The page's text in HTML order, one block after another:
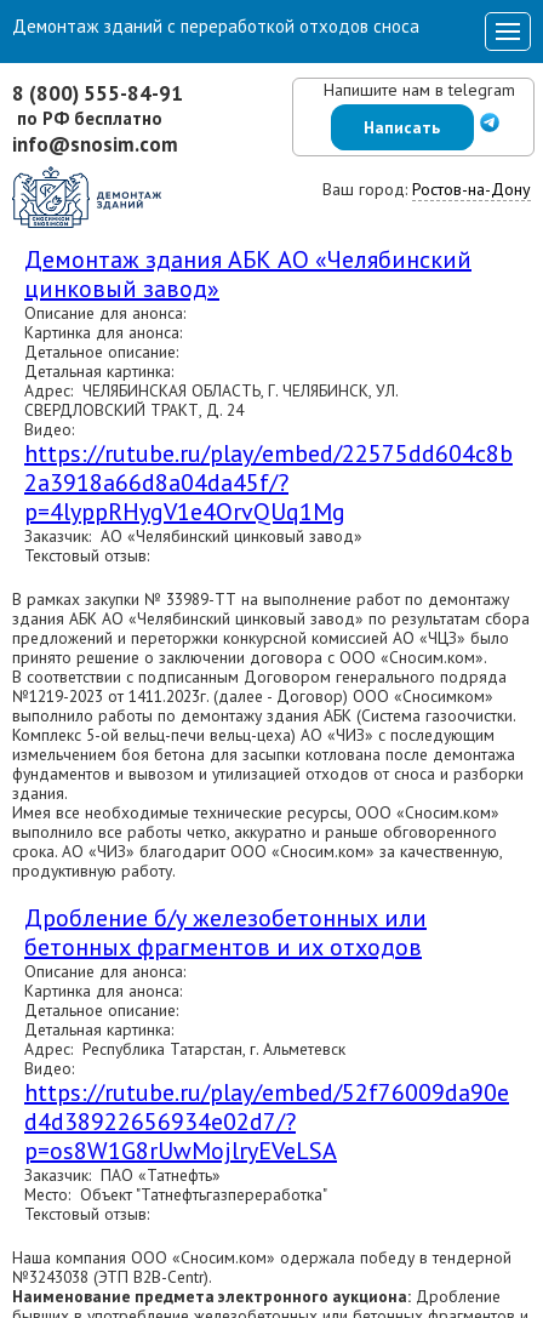
8 (800) 555-84-91
по РФ бесплатно
info@snosim.com
Напишите нам в telegram
Написать
Ваш город: Ростов-на-Дону
Демонтаж зданий с переработкой отходов сноса
Демонтаж здания АБК АО «Челябинский
цинковый завод»
Описание для анонса:
Картинка для анонса:
Детальное описание:
Детальная картинка:
Адрес: ЧЕЛЯБИНСКАЯ ОБЛАСТЬ, Г. ЧЕЛЯБИНСК, УЛ.
СВЕРДЛОВСКИЙ ТРАКТ, Д. 24
Видео:
https://rutube.ru/play/embed/22575dd604c8b
2a3918a66d8a04da45f/?
p=4lyppRHygV1e4OrvQUq1Mg
Заказчик: АО «Челябинский цинковый завод»
Текстовый отзыв:
В рамках закупки № 33989-ТТ на выполнение работ по демонтажу
здания АБК АО «Челябинский цинковый завод» по результатам сбора
предложений и переторжки конкурсной комиссией АО «ЧЦЗ» было
принято решение о заключении договора с ООО «Сносим.ком».
В соответствии с подписанным Договором генерального подряда
№1219-2023 от 1411.2023г. (далее - Договор) ООО «Сносимком»
выполнило работы по демонтажу здания АБК (Система газоочистки.
Комплекс 5-ой вельц-печи вельц-цеха) АО «ЧИЗ» с последующим
измельчением боя бетона для засыпки котлована после демонтажа
фундаментов и вывозом и утилизацией отходов от сноса и разборки
здания.
Имея все необходимые технические ресурсы, ООО «Сносим.ком»
выполнило все работы четко, аккуратно и раньше обговоренного
срока. АО «ЧИЗ» благодарит ООО «Сносим.ком» за качественную,
продуктивную работу.
Дробление б/у железобетонных или
бетонных фрагментов и их отходов
Описание для анонса:
Картинка для анонса:
Детальное описание:
Детальная картинка:
Адрес: Республика Татарстан, г. Альметевск
Видео:
https://rutube.ru/play/embed/52f76009da90e
d4d38922656934e02d7/?
p=os8W1G8rUwMojlryEVeLSA
Заказчик: ПАО «Татнефть»
Место: Объект "Татнефтьгазпереработка"
Текстовый отзыв:
Наша компания ООО «Сносим.ком» одержала победу в тендерной
№3243038 (ЭТП В2В-Centr).
Наименование предмета электронного аукциона: Дробление